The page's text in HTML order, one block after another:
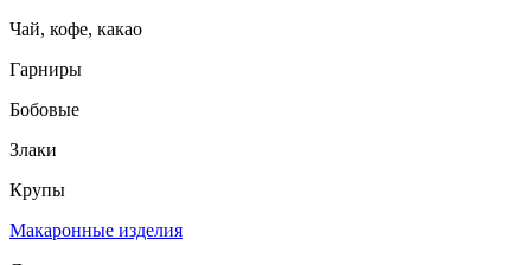
Чай, кофе, какао
Гарниры
Бобовые
Злаки
Крупы
Макаронные изделия